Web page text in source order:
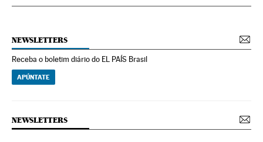
NEWSLETTERS
Receba o boletim diário do EL PAÍS Brasil
APÚNTATE
NEWSLETTERS